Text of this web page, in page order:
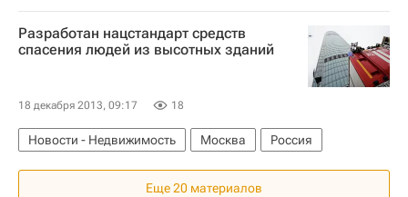
Разработан нацстандарт средств
спасения людей из высотных зданий
18 декабря 2013, 09:17 18
Новости - Недвижимость Москва Россия
Еще 20 материалов